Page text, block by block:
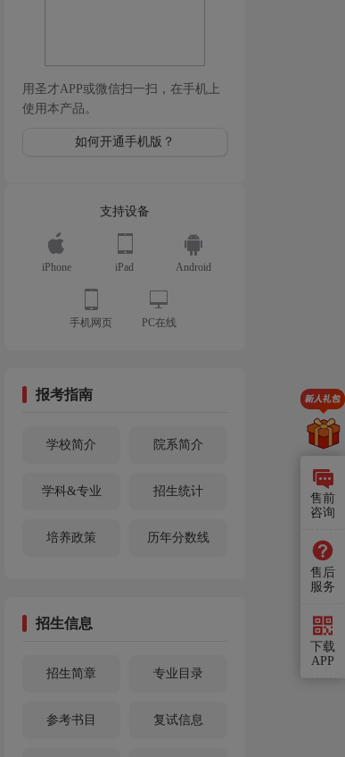
用圣才APP或微信扫一扫，在手机上
使用本产品。
如何开通手机版？
支持设备
iPhone iPad Android
手机网页 PC在线
报考指南
学校简介 院系简介
学科&专业 招生统计
培养政策 历年分数线
招生信息
招生简章 专业目录
参考书目 复试信息
售前
咨询
售后
服务
下载
APP